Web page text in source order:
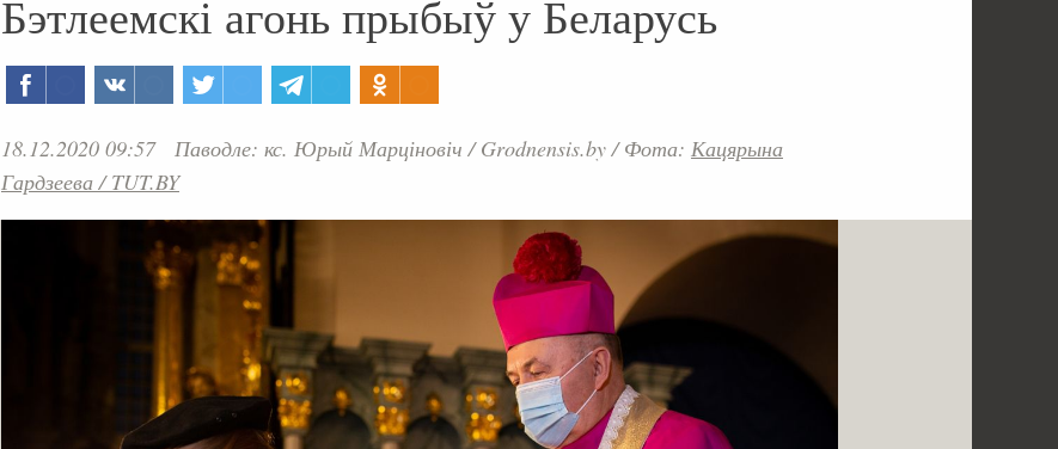
Бэтлеемскі агонь прыбыў у Беларусь
18.12.2020 09:57 Паводле: кс. Юрый Марціновіч / Grodnensis.by/Фота: Кацярына
Гардзеева / TUT.BY